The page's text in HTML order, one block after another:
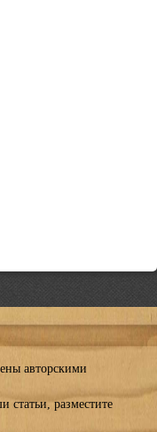
авторскими
статьи, разместите